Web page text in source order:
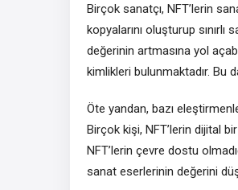
Birçok sanatçı, NFT’lerin
kopyalarını oluşturup
değerinin artmasına yol
kimlikleri bulunmaktadır. Bu
Öte yandan, bazı
Birçok kişi, NFT’lerin dijital
NFT’lerin çevre dostu
sanat eserlerinin değerini